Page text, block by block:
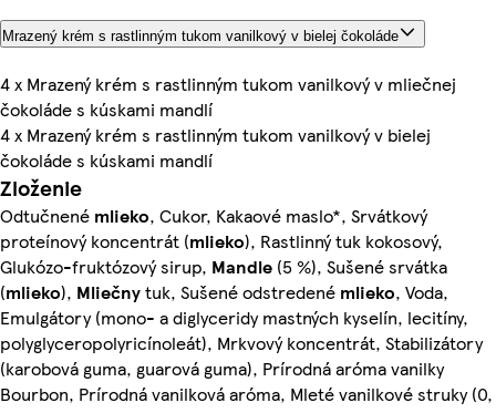
Mrazený krém s rastlinným tukom vanilkový v bielej čokoláde
4 x Mrazený krém s rastlinným tukom vanilkový v mliečnej
čokoláde s kúskami mandlí
4 x Mrazený krém s rastlinným tukom vanilkový v bielej
čokoláde s kúskami mandlí
Zloženie
Odtučnené mlieko, Cukor, Kakaové maslo*, Srvátkový
proteínový koncentrát (mlieko), Rastlinný tuk kokosový,
Glukózo-fruktózový sirup, Mandle (5 %), Sušené srvátka
(mlieko), Mliečnytuk, Sušené odstredené mlieko, Voda,
Emulgátory (mono- a diglyceridy mastných kyselín, lecitíny,
polyglyceropolyricínoleát), Mrkvový koncentrát, Stabilizátory
(karobová guma, guarová guma), Prírodná aróma vanilky
Bourbon, Prírodná vanilková aróma, Mleté vanilkové struky (0,